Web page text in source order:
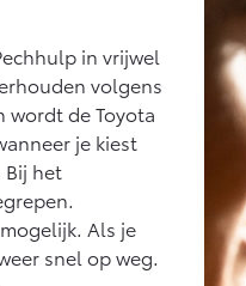
in vrijwel
volgens
wordt de Toyota
je kiest
het
Als je
snel op weg.